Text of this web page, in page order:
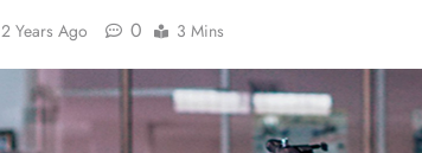
2 Years Ago 0 3 Mins